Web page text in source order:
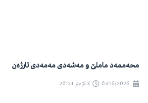
محەممەد ماملێ و مەشەدی مەمەدی تارژەن
07/16/2026 کاتژمێر 20:54